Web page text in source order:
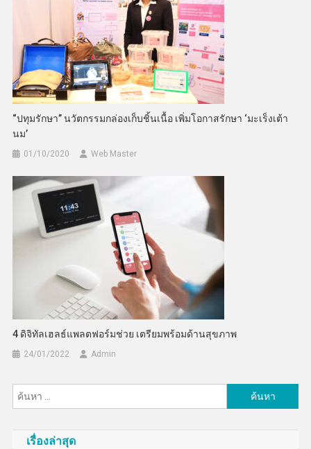
“ปทุมรักษา” นวัตกรรมกล่องเก็บชิ้นเนื้อ เพิ่มโอกาสรักษา ‘มะเร็งเต้า
นม’
01/10/2020 Web Master
4 ดิจิทัลเฮลธ์แพลตฟอร์มช่วย เตรียมพร้อมด้านสุขภาพ
24/01/2022 Admin
สำหรับ:
เรื่องล่าสุด